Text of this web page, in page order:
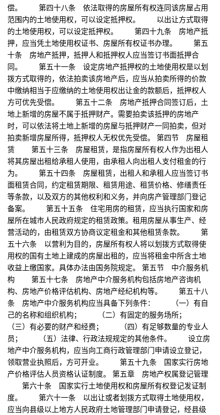
偿。 第四十八条 依法取得的房屋所有权连同该房屋占用
范围内的土地使用权，可以设定抵押权。 以出让方式取得
的土地使用权，可以设定抵押权。 第四十九条 房地产抵
押，应当凭土地使用权证书、房屋所有权证书办理。 第五
十条 房地产抵押，抵押人和抵押权人应当签订书面抵押合
同。 第五十一条 设定房地产抵押权的土地使用权是以划
拨方式取得的，依法拍卖该房地产后，应当从拍卖所得的价款
中缴纳相当于应缴纳的土地使用权出让金的款额后，抵押权人
方可优先受偿。 第五十二条 房地产抵押合同签订后，土
地上新增的房屋不属于抵押财产。需要拍卖该抵押的房地产
时，可以依法将土地上新增的房屋与抵押财产一同拍卖，但对
拍卖新增房屋所得，抵押权人无权优先受偿。 第四节 房屋租
赁 第五十三条 房屋租赁，是指房屋所有权人作为出租人
将其房屋出租给承租人使用，由承租人向出租人支付租金的行
为。 第五十四条 房屋租赁，出租人和承租人应当签订书
面租赁合同，约定租赁期限、租赁用途、租赁价格、修缮责任
等条款，以及双方的其他权利和义务，并向房产管理部门登记
备案。 第五十五条 住宅用房的租赁，应当执行国家和房
屋所在城市人民政府规定的租赁政策。租用房屋从事生产、经
营活动的，由租赁双方协商议定租金和其他租赁条款。 第
五十六条 以营利为目的，房屋所有权人将以划拨方式取得使
用权的国有土地上建成的房屋出租的，应当将租金中所含土地
收益上缴国家。具体办法由国务院规定。 第五节 中介服务机
构 第五十七条 房地产中介服务机构包括房地产咨询机
构、房地产价格评估机构、房地产经纪机构等。 第五十八
条 房地产中介服务机构应当具备下列条件： （一）有自
己的名称和组织机构； （二）有固定的服务场所；
（三）有必要的财产和经费； （四）有足够数量的专业人
员； （五）法律、行政法规规定的其他条件。 设立房
地产中介服务机构，应当向工商行政管理部门申请设立登记，
领取营业执照后，方可开业。 第五十九条 国家实行房地
产价格评估人员资格认证制度。 第五章 房地产权属登记管理
第六十条 国家实行土地使用权和房屋所有权登记发证制
度。 第六十一条 以出让或者划拨方式取得土地使用权，
应当向县级以上地方人民政府土地管理部门申请登记，经县级